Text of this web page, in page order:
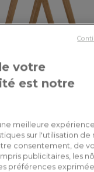
Chevron
4 personnes teinte
90x90cm
1 470,00€
votre
est notre
meilleure
sur l'utilisation de
consentement, de
publicitaires, les
préférences